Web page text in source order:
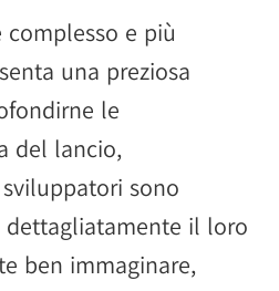
e più
una preziosa
le
del lancio,
sono
dettagliatamente il loro
ben immaginare,